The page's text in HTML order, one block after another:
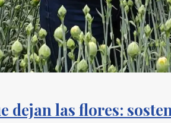
dejan las flores: